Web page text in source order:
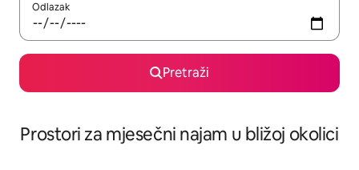
Odlazak
Pretraži
Prostori za mjesečni najam u bližoj okolici